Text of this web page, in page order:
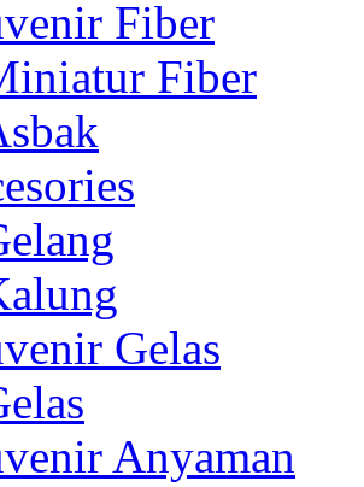
Fiber
Fiber
Gelas
Anyaman